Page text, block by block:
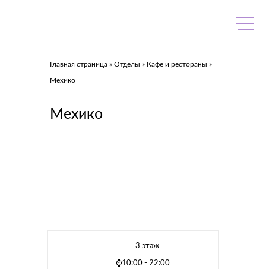
Главная страница » Отделы » Кафе и рестораны »
Мехико
Мехико
3 этаж
⌚10:00 - 22:00